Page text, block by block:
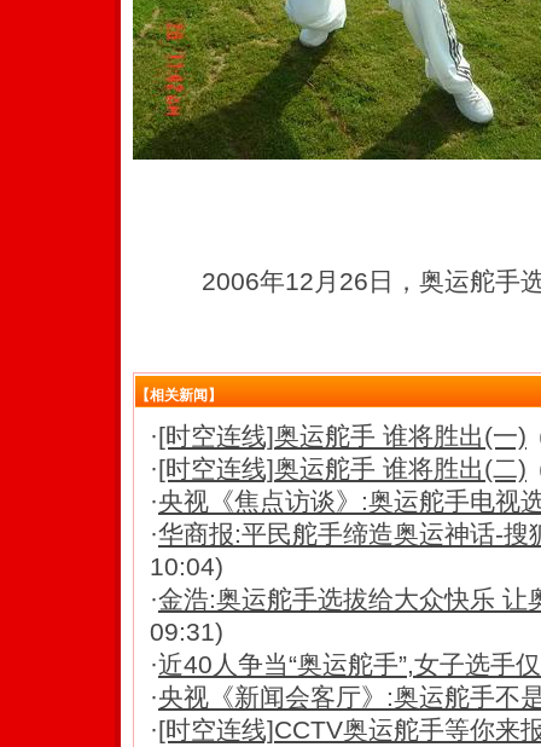
2006年12月26日，奥运舵手选
【相关新闻】
·[时空连线]奥运舵手 谁将胜出(一)
·[时空连线]奥运舵手 谁将胜出(二)
·央视《焦点访谈》:奥运舵手电视
·华商报:平民舵手缔造奥运神话-搜
10:04)
·金浩:奥运舵手选拔给大众快乐 让
09:31)
·近40人争当“奥运舵手”,女子选手
·央视《新闻会客厅》:奥运舵手不
·[时空连线]CCTV奥运舵手等你来